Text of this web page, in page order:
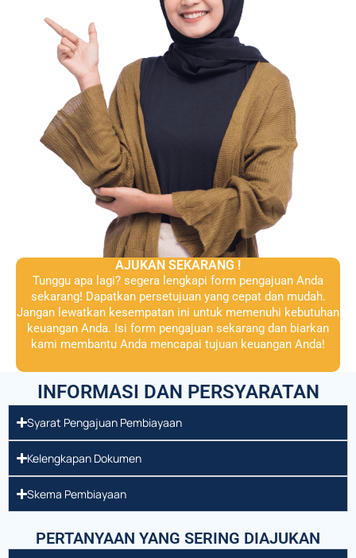
AJUKAN SEKARANG !
Tunggu apa lagi? segera lengkapi form pengajuan Anda
sekarang! Dapatkan persetujuan yang cepat dan mudah.
Jangan lewatkan kesempatan ini untuk memenuhi kebutuhan
keuangan Anda. Isi form pengajuan sekarang dan biarkan
kami membantu Anda mencapai tujuan keuangan Anda!
INFORMASI DAN PERSYARATAN
Syarat Pengajuan Pembiayaan
Kelengkapan Dokumen
Skema Pembiayaan
PERTANYAAN YANG SERING DIAJUKAN